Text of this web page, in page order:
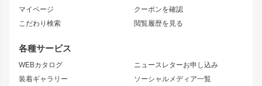
マイページ
こだわり検索
クーポンを確認
閲覧履歴を見る
各種サービス
WEBカタログ
装着ギャラリー
ニュースレターお申し込み
ソーシャルメディア一覧
ニッサン
S15 シルビア
S14 シルビア 後期
S13 シルビア
180SX
ワンビア
ローレル
セフィーロ
リアウイング
ジムニーパーツ